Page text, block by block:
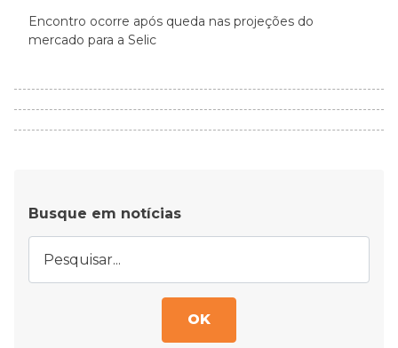
Encontro ocorre após queda nas projeções do
mercado para a Selic
Busque em notícias
OK